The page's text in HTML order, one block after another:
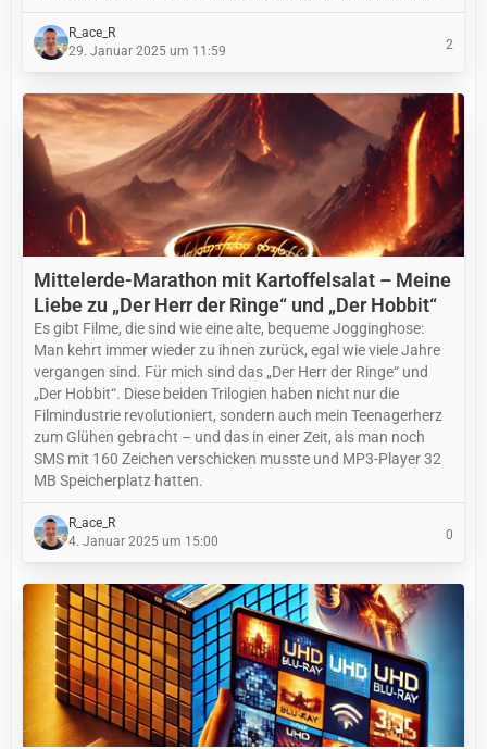
R_ace_R
29. Januar 2025 um 11:59
2
Mittelerde-Marathon mit Kartoffelsalat – Meine
Liebe zu „Der Herr der Ringe“ und „Der Hobbit“
Es gibt Filme, die sind wie eine alte, bequeme Jogginghose:
Man kehrt immer wieder zu ihnen zurück, egal wie viele Jahre
vergangen sind. Für mich sind das „Der Herr der Ringe“ und
„Der Hobbit“. Diese beiden Trilogien haben nicht nur die
Filmindustrie revolutioniert, sondern auch mein Teenagerherz
zum Glühen gebracht – und das in einer Zeit, als man noch
SMS mit 160 Zeichen verschicken musste und MP3-Player 32
MB Speicherplatz hatten.
R_ace_R
4. Januar 2025 um 15:00
0